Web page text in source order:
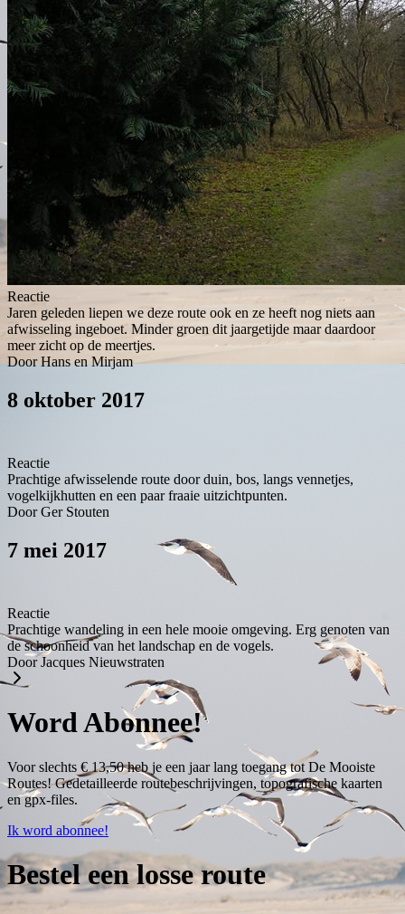
Reactie
Jaren geleden liepen we deze route ook en ze heeft nog niets aan
afwisseling ingeboet. Minder groen dit jaargetijde maar daardoor
meer zicht op de meertjes.
Door Hans en Mirjam
8 oktober 2017
Reactie
Prachtige afwisselende route door duin, bos, langs vennetjes,
vogelkijkhutten en een paar fraaie uitzichtpunten.
Door Ger Stouten
7 mei 2017
Reactie
Prachtige wandeling in een hele mooie omgeving. Erg genoten van
de schoonheid van het landschap en de vogels.
Door Jacques Nieuwstraten
Word Abonnee!
Voor slechts € 13,50 heb je een jaar lang toegang tot De Mooiste
Routes! Gedetailleerde routebeschrijvingen, topografische kaarten
en gpx-files.
Ik word abonnee!
Bestel een losse route